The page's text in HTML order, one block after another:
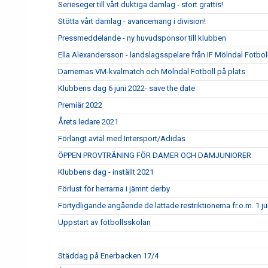
Serieseger till vårt duktiga damlag - stort grattis!
Stötta vårt damlag - avancemang i division!
Pressmeddelande - ny huvudsponsor till klubben
Ella Alexandersson - landslagsspelare från IF Mölndal
Damernas VM-kvalmatch och Mölndal Fotboll på plats
Klubbens dag 6 juni 2022- save the date
Premiär 2022
Årets ledare 2021
Förlängt avtal med Intersport/Adidas
ÖPPEN PROVTRÄNING FÖR DAMER OCH DAMJUNIORER
Klubbens dag - inställt 2021
Förlust för herrarna i jämnt derby
Förtydligande angående de lättade restriktionerna fr.o.m. 1
Uppstart av fotbollsskolan
Städdag på Enerbacken 17/4